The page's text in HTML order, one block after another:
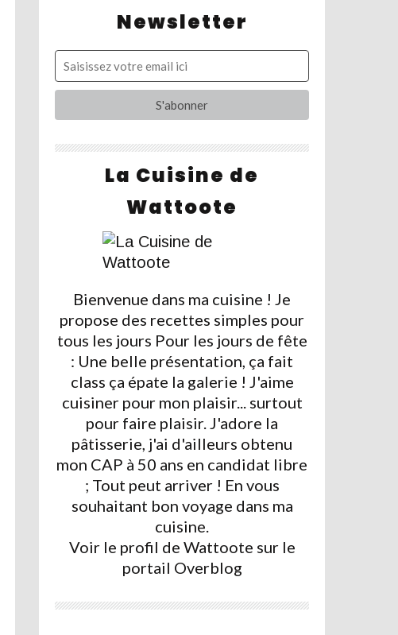
Newsletter
La Cuisine de
Wattoote
Bienvenue dans ma cuisine ! Je
propose des recettes simples pour
tous les jours Pour les jours de fête
: Une belle présentation, ça fait
class ça épate la galerie ! J'aime
cuisiner pour mon plaisir... surtout
pour faire plaisir. J'adore la
pâtisserie, j'ai d'ailleurs obtenu
mon CAP à 50 ans en candidat libre
; Tout peut arriver ! En vous
souhaitant bon voyage dans ma
cuisine.
Voir le profil de Wattoote sur le
portail Overblog